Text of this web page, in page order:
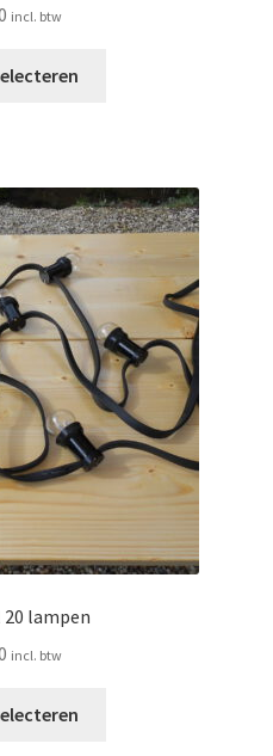
incl. btw
variaties.
Deze
optie
gekozen
worden
op
de
productpagina
lampen
incl. btw